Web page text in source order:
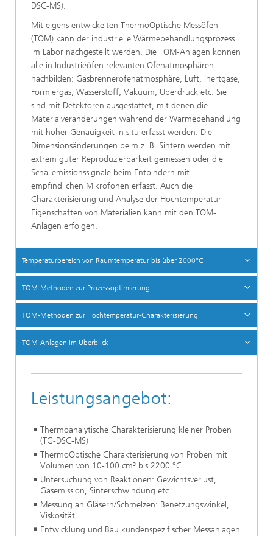
DSC-MS).
Mit eigens entwickelten ThermoOptische Messöfen
(TOM) kann der industrielle Wärmebehandlungsprozess
im Labor nachgestellt werden. Die TOM-Anlagen können
alle in Industrieöfen relevanten Ofenatmosphären
nachbilden: Gasbrennerofenatmosphäre, Luft, Inertgase,
Formiergas, Wasserstoff, Vakuum, Überdruck etc. Sie
sind mit Detektoren ausgestattet, mit denen die
Materialveränderungen während der Wärmebehandlung
mit hoher Genauigkeit in situ erfasst werden. Die
Dimensionsänderungen beim z. B. Sintern werden mit
extrem guter Reproduzierbarkeit gemessen oder die
Schallemissionssignale beim Entbindern mit
empfindlichen Mikrofonen erfasst. Auch die
Charakterisierung und Analyse der Hochtemperatur-
Eigenschaften von Materialien kann mit den TOM-
Anlagen erfolgen.
Temperaturbereich von Raumtemperatur bis über 2000°C
TOM-Methoden zur Prozessoptimierung
TOM-Methoden zur Hochtemperatur-Charakterisierung
TOM-Anlagen im Überblick
Leistungsangebot:
Thermoanalytische Charakterisierung kleiner Proben
(TG-DSC-MS)
ThermoOptische Charakterisierung von Proben mit
Volumen von 10-100 cm³ bis 2200 °C
Untersuchung von Reaktionen: Gewichtsverlust,
Gasemission, Sinterschwindung etc.
Messung an Gläsern/Schmelzen: Benetzungswinkel,
Viskosität
Entwicklung und Bau kundenspezifischer Messanlagen